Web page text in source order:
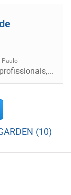
a satisfação
da alegria que
cor promovem
estar cada
Paulo
Sem crescimento profissional, falta de profissionais, mas com bom relacionamento entre equipe.
(10)